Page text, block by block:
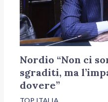
Nordio “Non ci
sgraditi, ma
dovere”
TOP ITALIA